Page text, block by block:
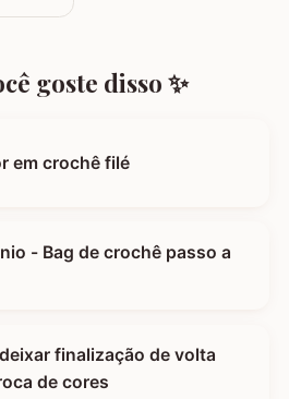
goste disso ✨
em crochê filé
passo a
finalização de volta
de cores